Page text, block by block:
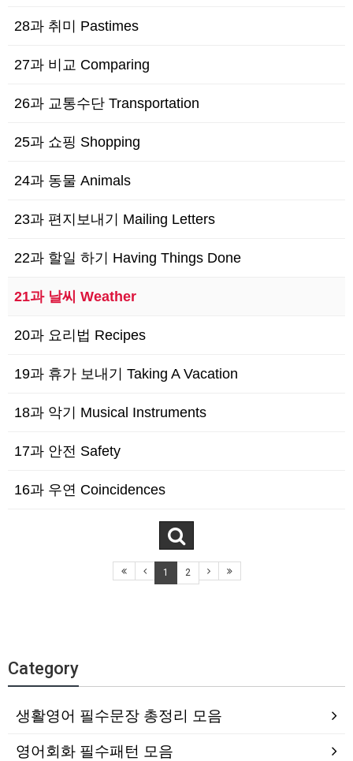
28과 취미 Pastimes
27과 비교 Comparing
26과 교통수단 Transportation
25과 쇼핑 Shopping
24과 동물 Animals
23과 편지보내기 Mailing Letters
22과 할일 하기 Having Things Done
21과 날씨 Weather
20과 요리법 Recipes
19과 휴가 보내기 Taking A Vacation
18과 악기 Musical Instruments
17과 안전 Safety
16과 우연 Coincidences
1 2
Category
생활영어 필수문장 총정리 모음
영어회화 필수패턴 모음